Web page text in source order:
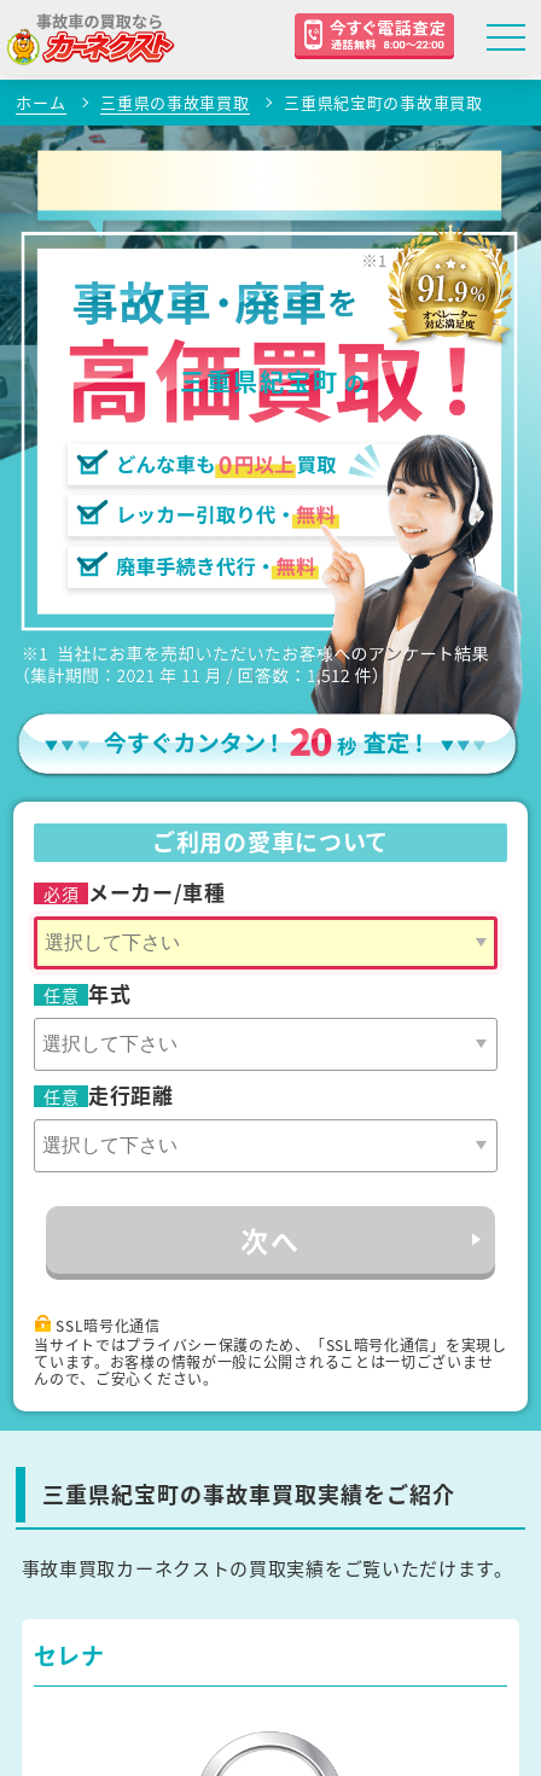
ホーム 三重県の事故車買取 三重県紀宝町の事故車買取
三重県紀宝町 の
ご利用の愛車について
必須 メーカー/車種
任意 年式
任意 走行距離
次へ
SSL暗号化通信
当サイトではプライバシー保護のため、「SSL暗号化通信」を実現し
ています。お客様の情報が一般に公開されることは一切ございませ
んので、ご安心ください。
三重県紀宝町の事故車買取実績をご紹介
事故車買取カーネクストの買取実績をご覧いただけます。
セレナ